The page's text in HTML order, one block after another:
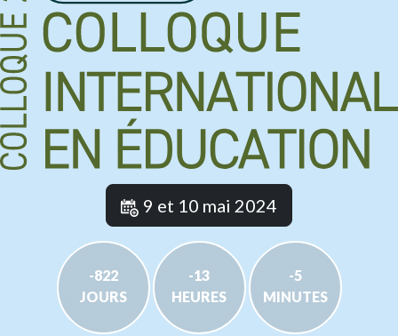
9 et 10 mai 2024
-822
JOURS
-13
HEURES
-5
MINUTES